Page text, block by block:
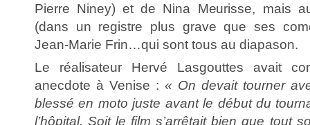
Pierre Niney) et de Nina Meurisse, mais
(dans un registre plus grave que ses
Jean-Marie Frin…qui sont tous au diapason.
Le réalisateur Hervé Lasgouttes avait
anecdote à Venise : « On devait tourner
blessé en moto juste avant le début du
l’hôpital. Soit le film s’arrêtait bien que tout